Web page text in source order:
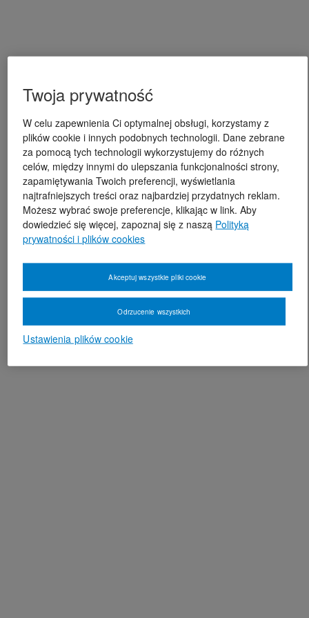
Twoja prywatność
W celu zapewnienia Ci optymalnej obsługi, korzystamy z
plików cookie i innych podobnych technologii. Dane zebrane
za pomocą tych technologii wykorzystujemy do różnych
celów, między innymi do ulepszania funkcjonalności strony,
zapamiętywania Twoich preferencji, wyświetlania
najtrafniejszych treści oraz najbardziej przydatnych reklam.
Możesz wybrać swoje preferencje, klikając w link. Aby
dowiedzieć się więcej, zapoznaj się z naszą Polityką
prywatności i plików cookies
Ustawienia plików cookie
Odrzucenie wszystkich
Akceptuj wszystkie pliki cookie